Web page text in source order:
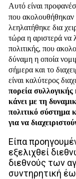
Αυτό είναι
που ακολουθήθηκαν
λεηλατήθηκε δια
τώρα η αριστερά να
πολιτικής, που
δύναμη η οποία
σήμερα και το
είναι καλύτερος
πορεία
κάνει με τη
πολιτικό σύστημα
για να
Είπα
εξελιχθεί
διεθνούς των
συντηρητική